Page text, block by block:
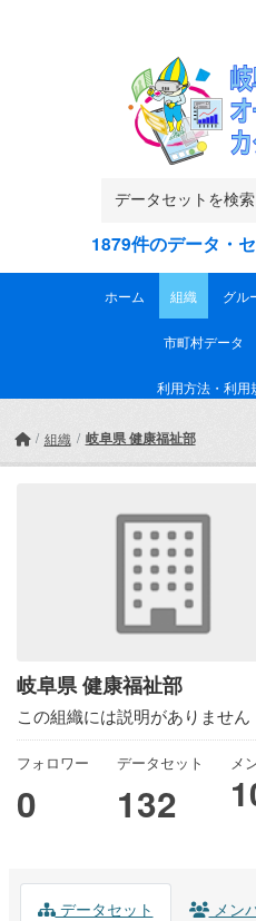
1879件のデータ・
ホーム 組織 グル
市町村データ
利用方法・利用
組織 岐阜県 健康福祉部
岐阜県 健康福祉部
この組織には説明がありません
フォロワー
0
データセット
132
メ
データセット メン